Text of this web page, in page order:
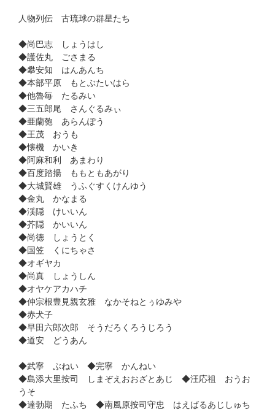
人物列伝 古琉球の群星たち
◆尚巴志 しょうはし
◆護佐丸 ごさまる
◆攀安知 はんあんち
◆本部平原 もとぶたいはら
◆他魯毎 たるみい
◆三五郎尾 さんぐるみぃ
◆亜蘭匏 あらんぽう
◆王茂 おうも
◆懐機 かいき
◆阿麻和利 あまわり
◆百度踏揚 ももともあがり
◆大城賢雄 うふぐすくけんゆう
◆金丸 かなまる
◆渓隠 けいいん
◆芥隠 かいいん
◆尚徳 しょうとく
◆国笠 くにちゃさ
◆オギヤカ
◆尚真 しょうしん
◆オヤケアカハチ
◆仲宗根豊見親玄雅 なかそねとぅゆみや
◆赤犬子
◆早田六郎次郎 そうだろくろうじろう
◆道安 どうあん
◆武寧 ぶねい ◆完寧 かんねい
◆島添大里按司 しまぞえおおざとあじ ◆汪応祖 おうお
うそ
◆達勃期 たふち ◆南風原按司守忠 はえばるあじしゅち